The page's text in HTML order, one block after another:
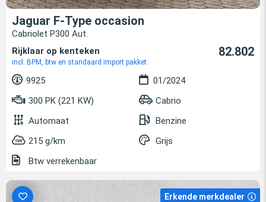
Jaguar F-Type occasion
Cabriolet P300 Aut.
Rijklaar op kenteken
incl. BPM, btw en standaard import pakket
82.802
9925
01/2024
300 PK (221 KW)
Cabrio
Automaat
Benzine
215 g/km
Grijs
Btw verrekenbaar
Erkende merkdealer